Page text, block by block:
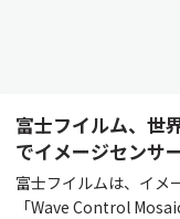
富士フイルム、世
でイメージセンサ
富士フイルムは、イメ
「Wave Control